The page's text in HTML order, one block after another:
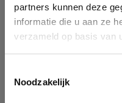
partners kunnen deze
informatie die u aan ze
verzameld op basis van
Noodzakelijk
You can search a company
enterprise ID. When a
form. If you don't find your
Ok